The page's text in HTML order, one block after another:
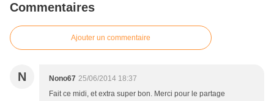
Commentaires
Ajouter un commentaire
N Nono67 25/06/2014 18:37
Fait ce midi, et extra super bon. Merci pour le partage